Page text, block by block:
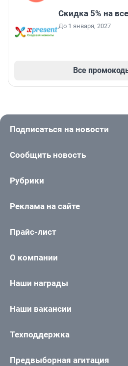
Скидка 5% на
До 1 января, 2027
Все
Подписаться на новости
Сообщить новость
Рубрики
Реклама на сайте
Прайс-лист
О компании
Наши награды
Наши вакансии
Техподдержка
Предвыборная агитация